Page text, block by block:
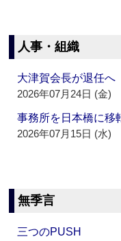
人事・組織
大津賀会長が退任
2026年07月24日 (金)
事務所を日本橋に
2026年07月15日 (水)
無季言
三つのPUSH